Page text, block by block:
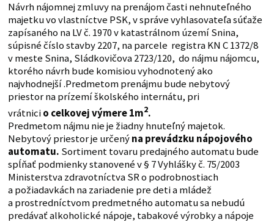
Návrh nájomnej zmluvy na prenájom časti nehnuteľného
majetku vo vlastníctve PSK, v správe vyhlasovateľa súťaže
zapísaného na LV č. 1970 v katastrálnom území Snina,
súpisné číslo stavby 2207, na parcele registra KN C 1372/8
v meste Snina, Sládkovičova 2723/120, do nájmu nájomcu,
ktorého návrh bude komisiou vyhodnotený ako
najvhodnejší .Predmetom prenájmu bude nebytový
priestor na prízemí školského internátu, pri
vrátnicio celkovej výmere 1m2.
Predmetom nájmu nie je žiadny hnuteľný majetok.
Nebytový priestor je určenýna prevádzku nápojového
automatu. Sortiment tovaru predajného automatu bude
spĺňať podmienky stanovené v § 7 Vyhlášky č. 75/2003
Ministerstva zdravotníctva SR o podrobnostiach
a požiadavkách na zariadenie pre deti a mládež
a prostredníctvom predmetného automatu sa nebudú
predávať alkoholické nápoje, tabakové výrobky a nápoje